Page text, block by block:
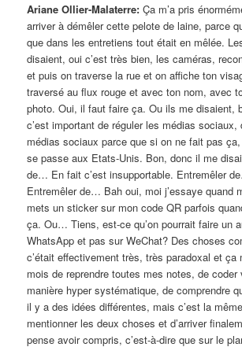
Ariane Ollier-Malaterre:Ça m’a pris
arriver à démêler cette pelote de laine, parce
que dans les entretiens tout était en mêlée.
disaient, oui c’est très bien, les caméras,
et puis on traverse la rue et on affiche ton
traversé au flux rouge et avec ton nom, avec
photo. Oui, il faut faire ça. Ou ils me disaient,
c’est important de réguler les médias sociaux,
médias sociaux parce que si on ne fait pas
se passe aux Etats-Unis. Bon, donc il me
de… En fait c’est insupportable. Entremêler
Entremêler de… Bah oui, moi j’essaye quand
mets un sticker sur mon code QR parfois
ça. Ou… Tiens, est-ce qu’on pourrait faire un
WhatsApp et pas sur WeChat? Des choses
c’était effectivement très, très paradoxal et ça
mois de reprendre toutes mes notes, de coder
manière hyper systématique, de comprendre
il y a des idées différentes, mais c’est la
mentionner les deux choses et d’arriver
pense avoir compris, c’est-à-dire que sur le